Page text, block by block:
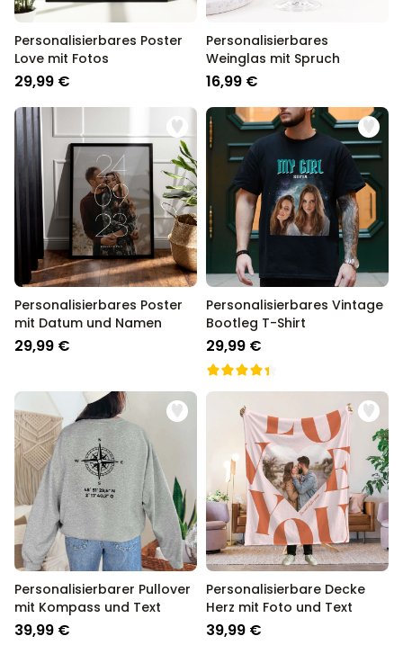
Personalisierbares Poster
Love mit Fotos
29,99 €
Personalisierbares
Weinglas mit Spruch
16,99 €
Personalisierbares Poster
mit Datum und Namen
29,99 €
Personalisierbares Vintage
Bootleg T-Shirt
29,99 €
Personalisierbarer Pullover
mit Kompass und Text
39,99 €
Personalisierbare Decke
Herz mit Foto und Text
39,99 €